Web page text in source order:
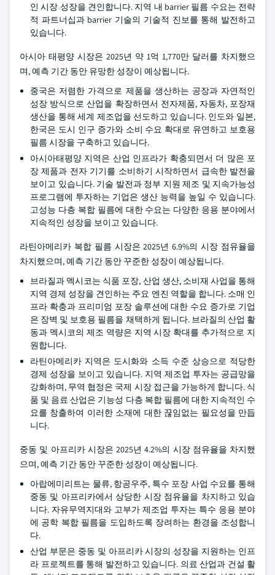
인 시장 성장을 견인합니다. 지역 내 barrier 필름 수요는 전략
적 파트너십과 barrier 기술의 기술적 진보를 통해 발전하고
있습니다.
아시아 태평양 시장은 2025년 약 1억 1,770만 달러를 차지했으
며, 예측 기간 동안 유망한 성장이 예상됩니다.
중국은 저렴한 가격으로 제품을 생산하는 공장과 자연적인
성장 방식으로 산업을 확장하면서 전자제품, 자동차, 포장재
생산을 통해 세계 제조업을 선도하고 있습니다. 인도와 일본,
한국은 도시 인구 증가와 소비 수요 확대로 유연하고 보호용
필름 시장을 구축하고 있습니다.
아시아태평양 지역은 산업 인프라가 확충되면서 더 많은 포
장 제품과 전자 기기를 소비하기 시작하면서 급속한 발전을
보이고 있습니다. 기술 발전과 정부 지원 제조 및 지속가능성
프로그램에 투자하는 기업은 생산 능력을 높일 수 있습니다.
고성능 다층 복합 필름에 대한 수요는 다양한 응용 분야에서
지속적인 성장을 보이고 있습니다.
라틴아메리카 복합 필름 시장은 2025년 6.9%의 시장 점유율을
차지했으며, 예측 기간 동안 꾸준한 성장이 예상됩니다.
브라질과 멕시코는 식품 포장, 산업 생산, 소비재 사업을 통해
지역 경제 성장을 견인하는 주요 엔진 역할을 합니다. 소매 인
프라 확충과 프리미엄 포장 솔루션에 대한 수요 증가로 기업
은 장벽 및 보호용 필름을 채택하게 됩니다. 브라질의 산업 활
동과 멕시코의 제조 역량은 지역 시장 확대를 추가적으로 지
원합니다.
라틴아메리카 지역은 도시화와 소득 수준 상승으로 적당한
경제 성장을 보이고 있습니다. 지역 제조업 투자는 공급망을
강화하며, 무역 협정은 국제 시장 접근을 가능하게 합니다. 식
품 및 음료 산업은 기능성 다층 복합 필름에 대한 지속적인 수
요를 창출하여 이러한 소재에 대한 끊임없는 필요성을 만듭
니다.
중동 및 아프리카 시장은 2025년 4.2%의 시장 점유율을 차지했
으며, 예측 기간 동안 꾸준한 성장이 예상됩니다.
아랍에미리트는 물류, 항공우주, 특수 포장 사업 수요를 통해
중동 및 아프리카에서 상당한 시장 점유율을 차지하고 있습
니다. 자유무역지대와 고부가 제조업 투자는 특수 응용 분야
에 공학 복합 필름을 도입하도록 장려하는 환경을 조성합니
다.
산업 부문은 중동 및 아프리카 시장의 성장을 지원하는 인프
라 프로젝트를 통해 발전하고 있습니다. 의료 산업과 건설 활